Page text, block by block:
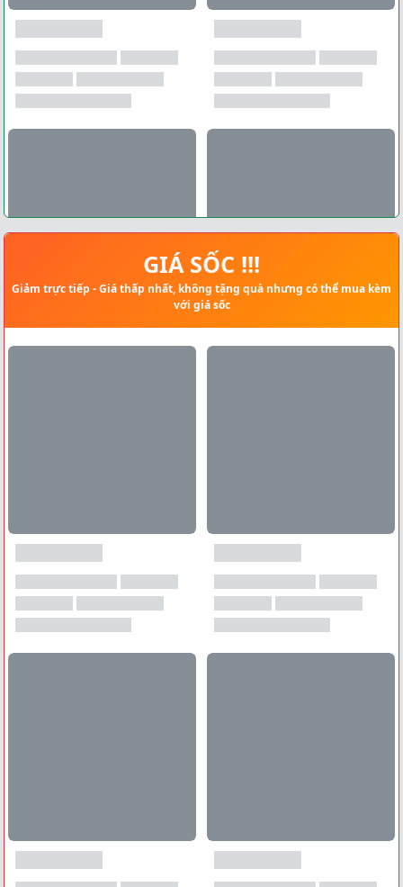
GIÁ SỐC !!!
Giảm trực tiếp - Giá thấp nhất, không tặng quà nhưng có thể mua kèm
với giá sốc